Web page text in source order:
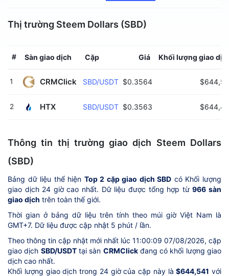
Thị trường Steem Dollars (SBD)
# Sàn giao dịch Cặp Giá Khối lượng giao
1 CRMClick SBD/USDT $0.3564
2 HTX SBD/USDT $0.3563
Thông tin thị trường giao dịch Steem Dollars
(SBD)
Bảng dữ liệu thể hiện Top 2 cặp giao dịch SBD có Khối lượng
giao dịch 24 giờ cao nhất. Dữ liệu được tổng hợp từ966 sàn
giao dịch trên toàn thế giới.
Thời gian ở bảng dữ liệu trên tính theo múi giờ Việt Nam là
GMT+7. Dữ liệu được cập nhật 5 phút / lần.
Theo thông tin cập nhật mới nhất lúc 11:00:09 07/08/2026, cặp
giao dịch SBD/USDTtại sàn CRMClickđang có khối lượng giao
dịch cao nhất.
Khối lượng giao dịch trong 24 giờ của cặp này là$644,541 với